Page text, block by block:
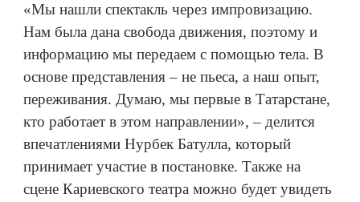
«Мы нашли спектакль через импровизацию.
Нам была дана свобода движения, поэтому и
информацию мы передаем с помощью тела. В
основе представления – не пьеса, а наш опыт,
переживания. Думаю, мы первые в Татарстане,
кто работает в этом направлении», – делится
впечатлениями Нурбек Батулла, который
принимает участие в постановке. Также на
сцене Кариевского театра можно будет увидеть